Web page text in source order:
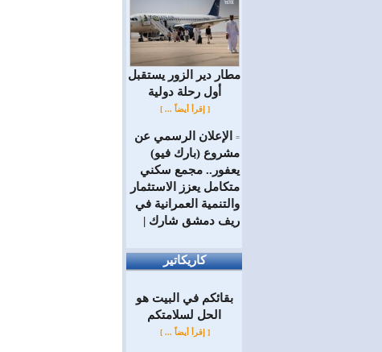
مطار دير الزور يستقبل
أول رحلة دولية
[ إقرأ أيضاً ... ]
=
الإعلان الرسمي عن
مشروع (بارك فيو)
يعفور.. مجمع سكني
متكامل يعزز الاستثمار
والتنمية العمرانية في
ريف دمشق شارك |
كاريكاتير
بقائكم في البيت هو
الحل لسلامتكم
[ إقرأ أيضاً ... ]